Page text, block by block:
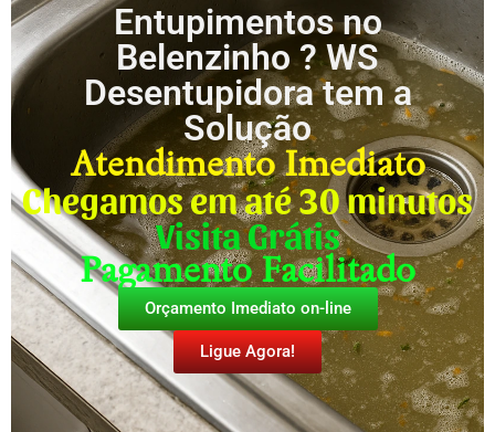
Entupimentos no
Belenzinho ? WS
Desentupidora tem a
Solução
Atendimento Imediato
Chegamos em até 30 minutos
Visita Grátis
Pagamento Facilitado
Orçamento Imediato on-line
Ligue Agora!